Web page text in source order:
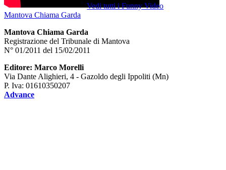
Vedi tutti i Funny Video
Mantova Chiama Garda
Mantova Chiama Garda
Registrazione del Tribunale di Mantova
N° 01/2011 del 15/02/2011
Editore: Marco Morelli
Via Dante Alighieri, 4 - Gazoldo degli Ippoliti (Mn)
P. Iva: 01610350207
Advance